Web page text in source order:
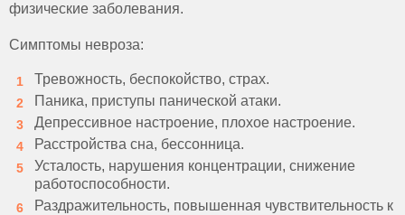
физические заболевания.
Симптомы невроза:
Тревожность, беспокойство, страх.
Паника, приступы панической атаки.
Депрессивное настроение, плохое настроение.
Расстройства сна, бессонница.
Усталость, нарушения концентрации, снижение
работоспособности.
Раздражительность, повышенная чувствительность к